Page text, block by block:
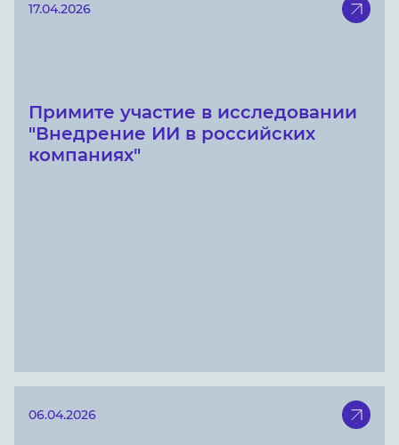
17.04.2026
Примите участие в исследовании
"Внедрение ИИ в российских
компаниях"
06.04.2026